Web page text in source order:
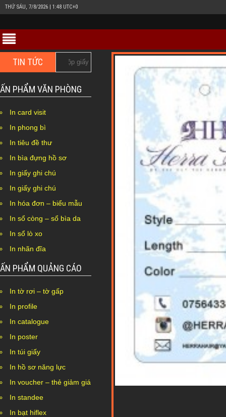
THỨ SÁU, 7/8/2026 | 1:48 UTC+0
TIN TỨCIn hộp giấy Duplex bồi carton giá rẻ ở đâu Hà Nội??
ẤN PHẨM VĂN PHÒNG
In card visit
In phong bì
In tiêu đề thư
In bìa đựng hồ sơ
In giấy ghi chú
In giấy ghi chú
In hóa đơn – biểu mẫu
In sổ còng – sổ bìa da
In sổ lò xo
In nhãn đĩa
ẤN PHẨM QUẢNG CÁO
In tờ rơi – tờ gấp
In profile
In catalogue
In poster
In túi giấy
In hồ sơ năng lực
In voucher – thẻ giảm giá
In standee
In bạt hiflex